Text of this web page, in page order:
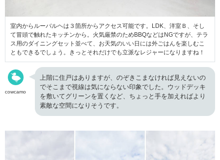
室内からルーバルヘは３箇所からアクセス可能です。LDK、洋室Ｂ、そし
て冒頭で触れたキッチンから。火気厳禁のためBBQなどはNGですが、テラ
ス用のダイニングセット並べて、お天気のいい日には外ごはんを楽しむこ
ともできるでしょう。きっとそれだけでも立派なレジャーになりますね！
cowcamo
上階に住戸はありますが、のぞきこまなければ見えないの
でそこまで視線は気にならない印象でした。ウッドデッキ
を敷いてグリーンを置くなど、ちょっと手を加えればより
素敵な空間になりそうです。